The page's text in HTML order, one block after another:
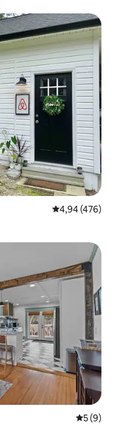
4,94 ud af 5 i
4,94 (476)
5 ud af 5
5 (9)